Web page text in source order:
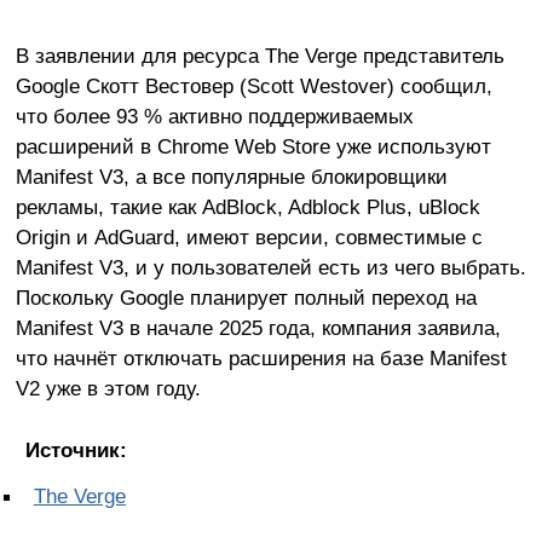
В заявлении для ресурса The Verge представитель
Google Скотт Вестовер (Scott Westover) сообщил,
что более 93 % активно поддерживаемых
расширений в Chrome Web Store уже используют
Manifest V3, а все популярные блокировщики
рекламы, такие как AdBlock, Adblock Plus, uBlock
Origin и AdGuard, имеют версии, совместимые с
Manifest V3, и у пользователей есть из чего выбрать.
Поскольку Google планирует полный переход на
Manifest V3 в начале 2025 года, компания заявила,
что начнёт отключать расширения на базе Manifest
V2 уже в этом году.
Источник:
The Verge